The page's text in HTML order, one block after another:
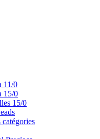
11/0
15/0
15/0